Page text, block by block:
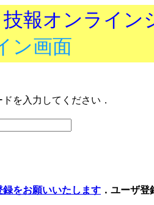
報オンライン
ン画面
を入力してください．
をお願いいたします ．ユーザ登